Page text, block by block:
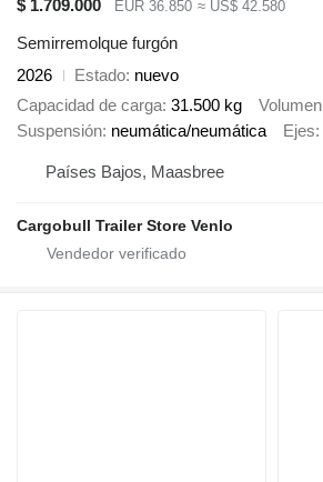
$ 1.709.000 EUR 36.850 ≈ US$ 42.580
Semirremolque furgón
2026
Estado nuevo
Capacidad de carga 31.500 kg Volumen
Suspensión neumática/neumática Ejes
Países Bajos, Maasbree
Cargobull Trailer Store Venlo